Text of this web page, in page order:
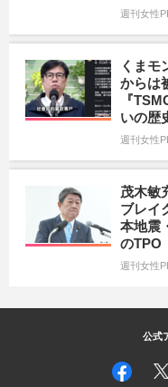
週刊女性
くまモ
からは
『
いの歴
週刊女性
茂木敏
ブレイ
本地震
のTPO
週刊女性
公式